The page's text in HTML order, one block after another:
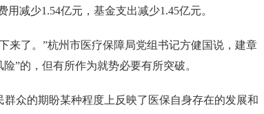
减少1.54亿元，基金支出减少1.45亿元。
来了。”杭州市医疗保障局党组书记方健国说，建章
”的，但有所作为就势必要有所突破。
众的期盼某种程度上反映了医保自身存在的发展和